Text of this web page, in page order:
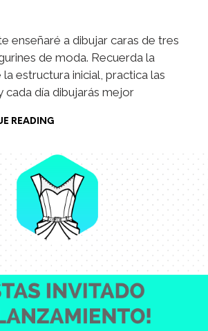
enseñaré a dibujar caras de tres
de moda. Recuerda la
estructura inicial, practica las
cada día dibujarás mejor
READING